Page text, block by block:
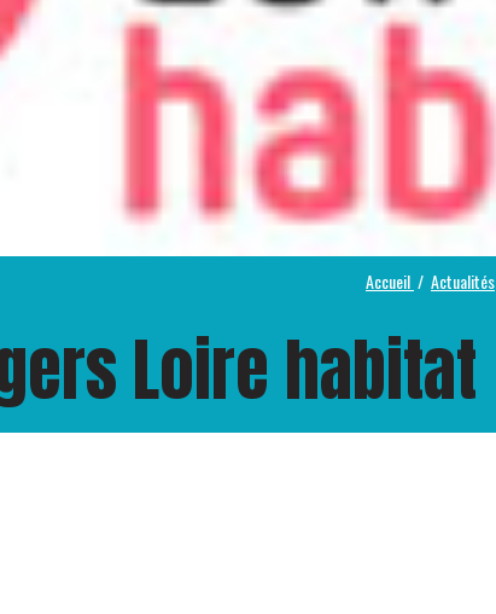
Accueil Actualités
Loire habitat